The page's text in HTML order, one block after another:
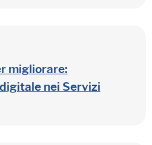
migliorare:
nei Servizi